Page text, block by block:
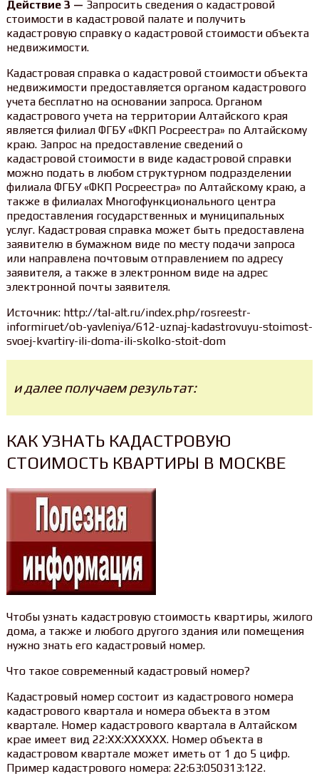
Действие 3 — Запросить сведения о кадастровой
стоимости в кадастровой палате и получить
кадастровую справку о кадастровой стоимости объекта
недвижимости.
Кадастровая справка о кадастровой стоимости объекта
недвижимости предоставляется органом кадастрового
учета бесплатно на основании запроса. Органом
кадастрового учета на территории Алтайского края
является филиал ФГБУ «ФКП Росреестра» по Алтайскому
краю. Запрос на предоставление сведений о
кадастровой стоимости в виде кадастровой справки
можно подать в любом структурном подразделении
филиала ФГБУ «ФКП Росреестра» по Алтайскому краю, а
также в филиалах Многофункционального центра
предоставления государственных и муниципальных
услуг. Кадастровая справка может быть предоставлена
заявителю в бумажном виде по месту подачи запроса
или направлена почтовым отправлением по адресу
заявителя, а также в электронном виде на адрес
электронной почты заявителя.
Источник: http://tal-alt.ru/index.php/rosreestr-
informiruet/ob-yavleniya/612-uznaj-kadastrovuyu-stoimost-
svoej-kvartiry-ili-doma-ili-skolko-stoit-dom
и далее получаем результат:
КАК УЗНАТЬ КАДАСТРОВУЮ
СТОИМОСТЬ КВАРТИРЫ В МОСКВЕ
Чтобы узнать кадастровую стоимость квартиры, жилого
дома, а также и любого другого здания или помещения
нужно знать его кадастровый номер.
Что такое современный кадастровый номер?
Кадастровый номер состоит из кадастрового номера
кадастрового квартала и номера объекта в этом
квартале. Номер кадастрового квартала в Алтайском
крае имеет вид 22:ХХ:ХХХХХХ. Номер объекта в
кадастровом квартале может иметь от 1 до 5 цифр.
Пример кадастрового номера: 22:63:050313:122.